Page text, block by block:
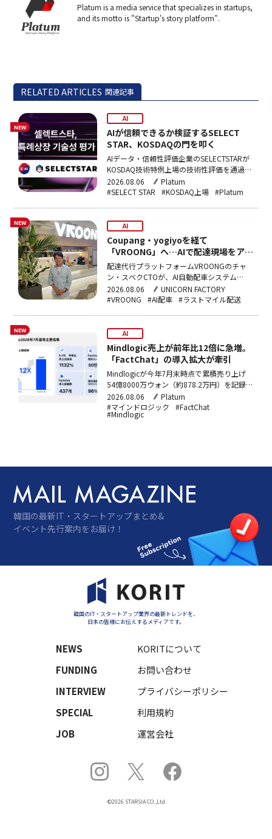
Platum is a media service that specializes in startups,
and its motto is "Startup's story platform".
RELATED ARTICLES 関連記事
NEW
AI
AIが信頼できるか検証するSELECT
STAR、KOSDAQの門を叩く
AIデータ・信頼性評価企業のSELECTSTARが
KOSDAQ技術特例上場の技術性評価を通過し
た。AI信頼性評価を核心事業とする韓国内企
業として初の突破で、年内に上場予備審査を
2026.08.06
Platum
#SELECT STAR
#KOSDAQ上場 #Platum
NEW AI
Coupang・yogiyoを経て
「VROONG」へ…AIで配達現場をアッ
プデート
配達代行プラットフォームVROONGのチャ
ン・スベクCTOが、AI自動配車システム
「VROONGプラス」による店舗到着時間
30%短縮の成果と、ラストマイルのサービス
2026.08.06
UNICORN FACTORY
#VROONG
#AI配車 #ラストマイル配送
NEW AI
Mindlogic売上が前年比12倍に急増。
「FactChat」の導入拡大が牽引
Mindlogicが今年7月末時点で累積売り上げ
54億8000万ウォン（約878.2万円）を記録
し、前年同期比1132%増となった。政府部
省や大学を中心に生成AI導入が広がり、主力
製品「FactChat」の有料ユーザーは約50万
2026.08.06
Platum
#マインドロジック
#FactChat
#Mindlogic
韓国の最新IT・スタートアップまとめ&
イベント先行案内をお届け！
韓国のIT・スタートアップ業界の最新トレンドを、
日本の皆様にお伝えするメディアです。
NEWS
FUNDING
INTERVIEW
SPECIAL
JOB
KORITについて
お問い合わせ
プライバシーポリシー
利用規約
運営会社
©2026 STARSIA CO.,Ltd